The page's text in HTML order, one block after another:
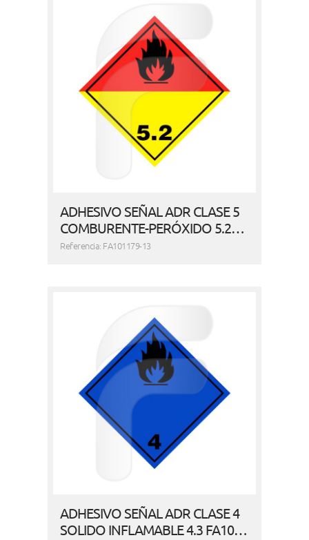
ADHESIVO SEÑAL ADR CLASE 5
COMBURENTE-PERÓXIDO 5.2…
Referencia: FA101179-13
ADHESIVO SEÑAL ADR CLASE 4
SOLIDO INFLAMABLE 4.3 FA10…